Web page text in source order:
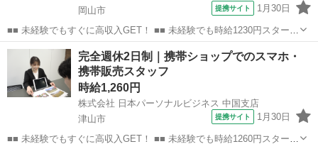
岡山市
提携サイト 1月30日
■■ 未経験でもすぐに高収入GET！ ■■ 未経験でも時給1230円スタート
なので、すぐに高収入!! 社員登用制度もあるので、ゆくゆくは社員に
なんてキャリアアップも目指せます!! ■■ 来社不要！カンタン電話登
録!! ■■...
岡山 岡山市 店長
完全週休2日制｜携帯ショップでのスマホ・
携帯販売スタッフ
時給1,260円
株式会社 日本パーソナルビジネス 中国支店
津山市
提携サイト 1月30日
■■ 未経験でもすぐに高収入GET！ ■■ 未経験でも時給1260円スタート